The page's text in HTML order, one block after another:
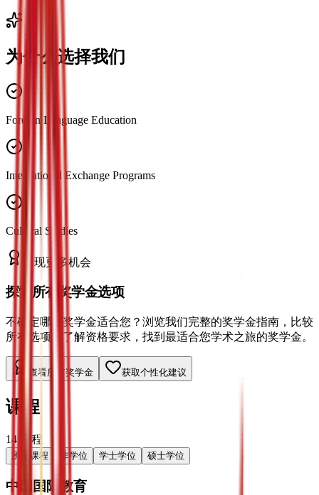
为什么选择我们
Foreign Language Education
International Exchange Programs
Cultural Studies
发现更多机会
探索所有奖学金选项
不确定哪种奖学金适合您？浏览我们完整的奖学金指南，比较
所有选项，了解资格要求，找到最适合您学术之旅的奖学金。
查看所有奖学金 获取个性化建议
课程
14 课程
所有课程 非学位 学士学位 硕士学位
中国国际教育